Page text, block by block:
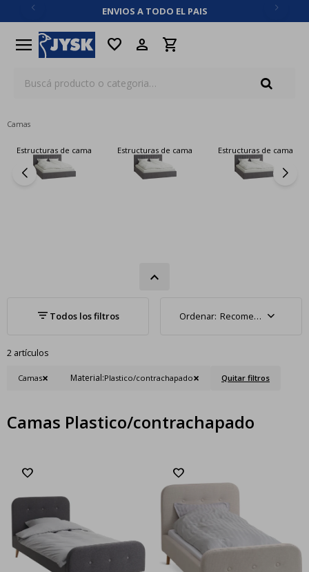
ENVIOS A TODO EL PAIS
menu favorite
Camas
Estructuras de cama Estructuras de cama Estructuras de cama
Recomendados
2 artículos
Camas Material:Plastico/contrachapado Quitar filtros
Camas Plastico/contrachapado
close